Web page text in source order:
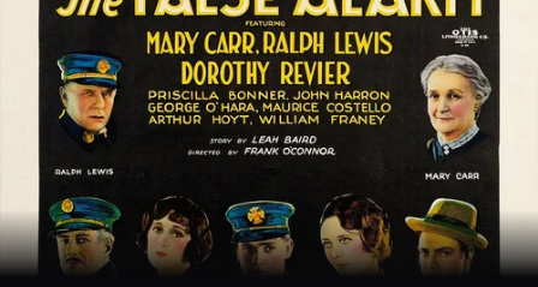
Режиссёр, актёры и роли «The
Режиссёр и актёры:
Фрэнк О’Коннор
(режиссёр)
Джон Херрон
Дороти Ревьер
Джордж О’Хара
Ральф Льюис